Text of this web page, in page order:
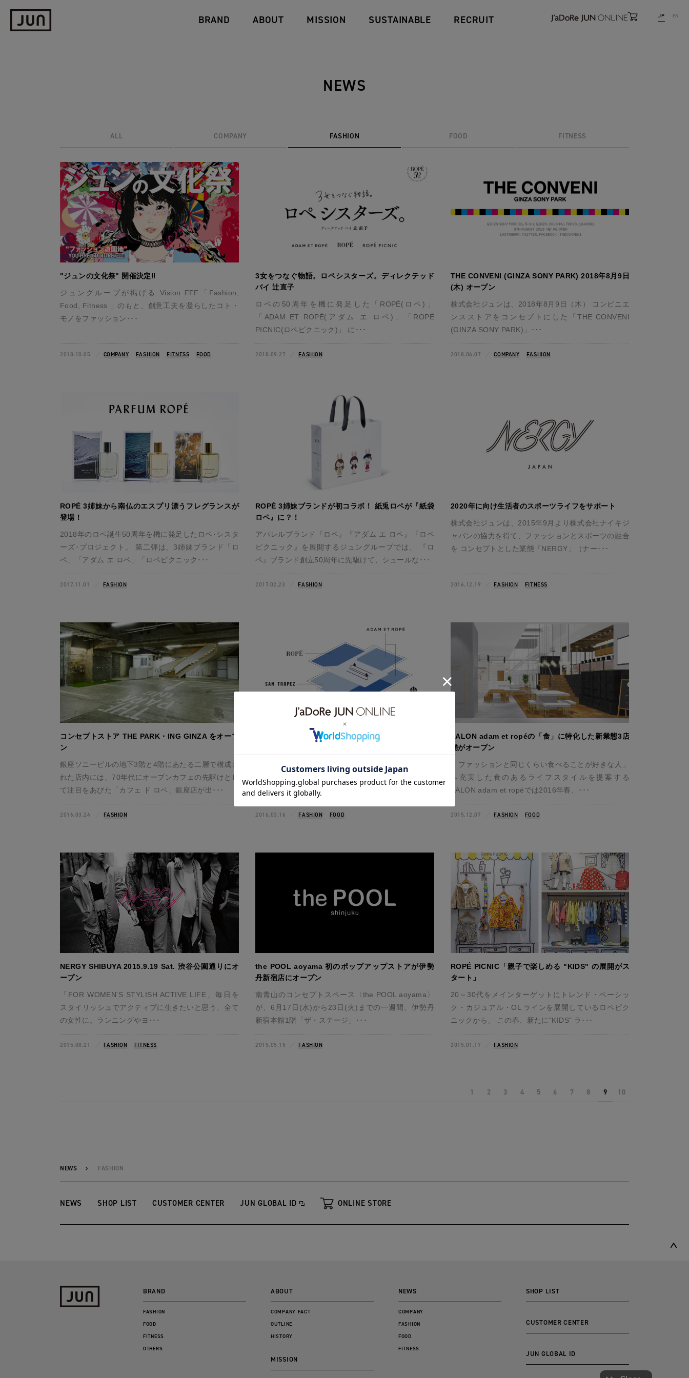
BRAND ABOUT MISSION SUSTAINABLE RECRUIT JP EN
NEWS
ALL COMPANY FASHION FOOD FITNESS
"ジュンの文化祭" 開催決定‼︎
ジュングループが掲げる Vision FFF「Fashion,
Food, Fitness 」のもと、創意工夫を凝らしたコト・
モノをファッション･･･
2018.10.05 COMPANY FASHION FITNESS FOOD
3女をつなぐ物語。ロペシスターズ。ディレクテッド
バイ 辻直子
ロペの50周年を機に発足した「ROPÉ(ロペ)」
「ADAM ET ROPÉ(アダム エ ロペ)」「ROPÉ
PICNIC(ロペピクニック)」 に･･･
2018.09.27 FASHION
THE CONVENI (GINZA SONY PARK) 2018年8月9日
(木) オープン
株式会社ジュンは、2018年8月9日（木） コンビニエ
ンスストアをコンセプトにした「THE CONVENI
(GINZA SONY PARK)」･･･
2018.06.07 COMPANY FASHION
ROPÉ 3姉妹から南仏のエスプリ漂うフレグランスが
登場！
2018年のロペ誕生50周年を機に発足したロペ･シスタ
ーズ･プロジェクト。 第二弾は、3姉妹ブランド「ロ
ペ」「アダム エ ロペ」「ロペピクニック･･･
2017.11.01 FASHION
ROPÉ 3姉妹ブランドが初コラボ！ 紙兎ロペが『紙袋
ロペ』に？！
アパレルブランド『ロペ』『アダム エ ロペ』『ロペ
ピクニック』を展開するジュングループでは、 『ロ
ペ』ブランド創立50周年に先駆けて、シュールな･･･
2017.02.23 FASHION
2020年に向け生活者のスポーツライフをサポート
株式会社ジュンは、2015年9月より株式会社ナイキジ
ャパンの協力を得て、ファッションとスポーツの融合
を コンセプトとした業態「NERGY」（ナー･･･
2016.12.19 FASHION FITNESS
コンセプトストア THE PARK・ING GINZA をオープ
ン
銀座ソニービルの地下3階と4階にあたる二層で構成さ
れた店内には、70年代にオープンカフェの先駆けとし
て注目をあびた「カフェ ド ロペ」銀座店が出･･･
2016.03.24 FASHION
「ロペ」の名を冠したブランドが、アトレ恵比寿西館
「ロペ」「アダム エ ロペ」「アダム エ ロペ ル マガ
ザン」と、ビストロ・カフェ「サン トロペ」、『ロ
ペ』 の名を冠したジュングループのブラン･･･
2016.03.16 FASHION FOOD
SALON adam et ropéの「食」に特化した新業態3店
舗がオープン
「ファッションと同じくらい食べることが好きな人」
へ充実した食のあるライフスタイルを提案する
SALON adam et ropéでは2016年春、･･･
2015.12.07 FASHION FOOD
NERGY SHIBUYA 2015.9.19 Sat. 渋谷公園通りにオ
ープン
「FOR WOMEN'S STYLISH ACTIVE LIFE」毎日を
スタイリッシュでアクティブに生きたいと思う、全て
の女性に。ランニングやヨ･･･
2015.08.21 FASHION FITNESS
the POOL aoyama 初のポップアップストアが伊勢
丹新宿店にオープン
南青山のコンセプトスペース〈the POOL aoyama〉
が、6月17日(水)から23日(火)までの一週間、伊勢丹
新宿本館1階「ザ・ステージ」･･･
2015.05.15 FASHION
ROPÉ PICNIC「親子で楽しめる "KIDS" の展開がス
タート」
20～30代をメインターゲットにトレンド・ベーシッ
ク・カジュアル・OL ラインを展開しているロペピク
ニックから、 この春、新たに"KIDS" ラ･･･
2015.01.17 FASHION
1 2 3 4 5 6 7 8 9 10
NEWS FASHION
NEWS SHOP LIST CUSTOMER CENTER JUN GLOBAL ID ONLINE STORE
BRAND
FASHION
FOOD
FITNESS
OTHERS
ABOUT
COMPANY FACT
OUTLINE
HISTORY
MISSION
NEWS
COMPANY
FASHION
FOOD
FITNESS
SHOP LIST
CUSTOMER CENTER
JUN GLOBAL ID